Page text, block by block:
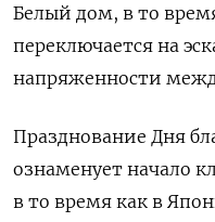
Белый дом, в то
переключается на
напряженности
Празднование Дня
ознаменует начало
в то время как в